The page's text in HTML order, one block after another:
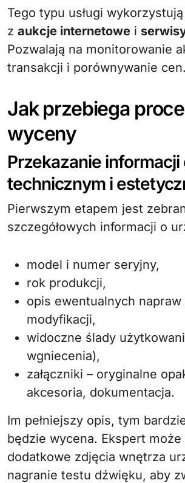
Tego typu usługi
z aukcje internetowe i
Pozwalają na monitorowanie
transakcji i porównywanie cen.
Jak przebiega
wyceny
Przekazanie informacji
technicznym i
Pierwszym etapem jest
szczegółowych informacji o
model i numer seryjny,
rok produkcji,
opis ewentualnych napraw
modyfikacji,
widoczne ślady
wgniecenia),
załączniki – oryginalne
akcesoria, dokumentacja.
Im pełniejszy opis, tym
będzie wycena. Ekspert
dodatkowe zdjęcia wnętrza
nagranie testu dźwięku, aby